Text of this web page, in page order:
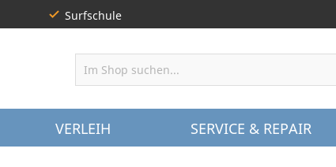
Surfschule
VERLEIH SERVICE & REPAIR